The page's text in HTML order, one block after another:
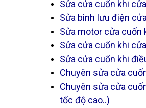
Sửa cửa cuốn khi
Sửa bình lưu điện
Sửa motor cửa cuốn
Sửa cửa cuốn khi
Sửa cửa cuốn khi
Chuyên sửa cửa
Chuyên sửa cửa
tốc độ cao..)